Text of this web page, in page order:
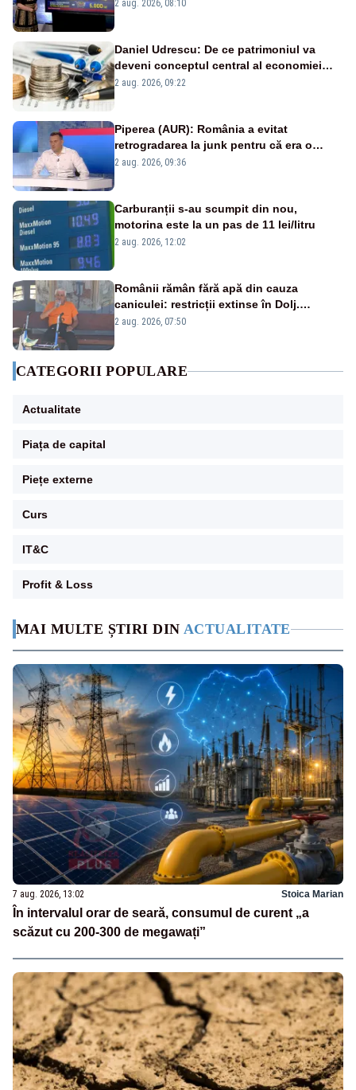
MAI MULTE ȘTIRI DIN ACTUALITATE
7 aug. 2026, 13:02 Stoica Marian
În intervalul orar de seară, consumul de curent „a
scăzut cu 200-300 de megawați”
2 aug. 2026, 08:10
Daniel Udrescu: De ce patrimoniul va
deveni conceptul central al economiei
viitoare?
2 aug. 2026, 09:22
Piperea (AUR): România a evitat
retrogradarea la junk pentru că era o
catastrofă pentru bănci și fondurile de
2 aug. 2026, 09:36
Carburanții s-au scumpit din nou,
motorina este la un pas de 11 lei/litru
2 aug. 2026, 12:02
Românii rămân fără apă din cauza
caniculei: restricții extinse în Dolj.
Oamenii au „cu program la robinet”
2 aug. 2026, 07:50
CATEGORII POPULARE
Actualitate
Piața de capital
Piețe externe
Curs
IT&C
Profit & Loss